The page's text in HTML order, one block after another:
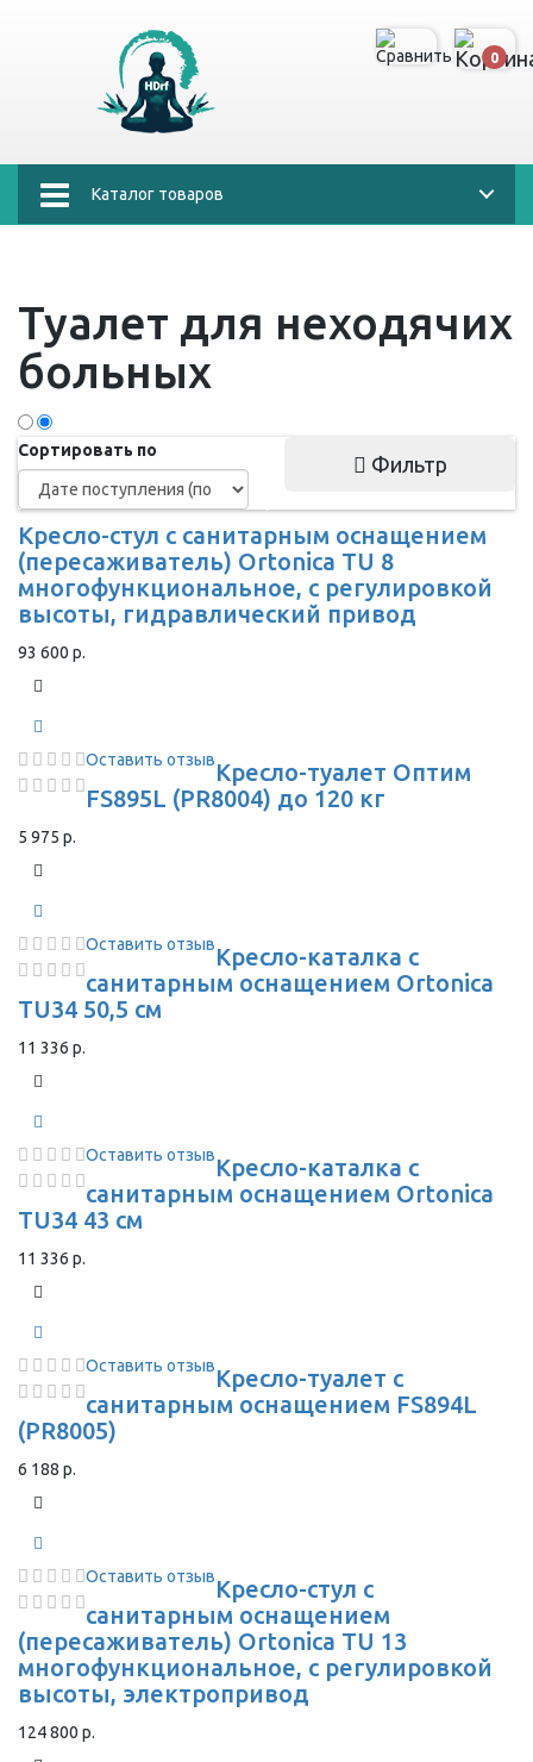
0
Каталог товаров
Туалет для неходячих
больных
Сортировать по
Фильтр
Кресло-стул с санитарным оснащением
(пересаживатель) Ortonica TU 8
многофункциональное, с регулировкой
высоты, гидравлический привод
93 600 р.
Оставить отзывКресло-туалет Оптим
FS895L (PR8004) до 120 кг
5 975 р.
Оставить отзывКресло-каталка с
санитарным оснащением Ortonica
TU34 50,5 см
11 336 р.
Оставить отзывКресло-каталка с
санитарным оснащением Ortonica
TU34 43 см
11 336 р.
Оставить отзывКресло-туалет с
санитарным оснащением FS894L
(PR8005)
6 188 р.
Оставить отзывКресло-стул с
санитарным оснащением
(пересаживатель) Ortonica TU 13
многофункциональное, с регулировкой
высоты, электропривод
124 800 р.